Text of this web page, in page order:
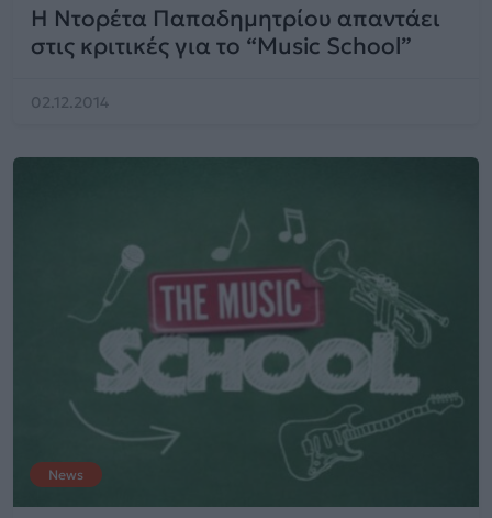
Η Ντορέτα Παπαδημητρίου απαντάει
στις κριτικές για το “Music School”
02.12.2014
News